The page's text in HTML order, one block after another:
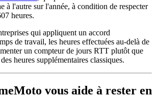
à l'autre sur l'année, à condition de respecter
heures.
qui appliquent un accord
de travail, les heures effectuées au-delà de
un compteur de jours RTT plutôt que
heures supplémentaires classiques.
vous aide à rester en